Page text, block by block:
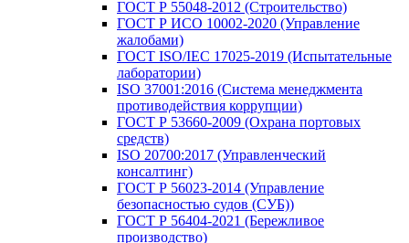
ГОСТ Р 55048-2012 (Строительство)
ГОСТ Р ИСО 10002-2020 (Управление
жалобами)
ГОСТ ISO/IEC 17025-2019 (Испытательные
лаборатории)
ISO 37001:2016 (Система менеджмента
противодействия коррупции)
ГОСТ Р 53660-2009 (Охрана портовых
средств)
ISO 20700:2017 (Управленческий
консалтинг)
ГОСТ Р 56023-2014 (Управление
безопасностью судов (СУБ))
ГОСТ Р 56404-2021 (Бережливое
производство)